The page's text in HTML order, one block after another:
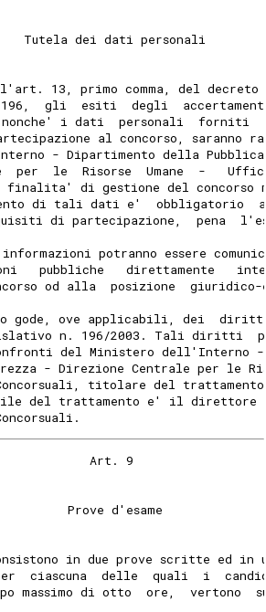
Tutela dei dati personali
13, primo comma, del decreto
196,  gli  esiti  degli
nonche' i dati  personali  forniti
al concorso, saranno
- Dipartimento della
per  le  Risorse  Umane  -
finalita' di gestione del concorso
di tali dati e'  obbligatorio
di partecipazione,  pena
potranno essere
pubbliche   direttamente
od alla  posizione  giuridico-
gode, ove applicabili, dei
n. 196/2003. Tali diritti
del Ministero dell'Interno -
- Direzione Centrale per le
titolare del
del trattamento e' il direttore
Art. 9
Prove d'esame
in due prove scritte ed in
ciascuna  delle  quali  i
massimo di otto  ore,  vertono